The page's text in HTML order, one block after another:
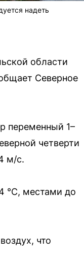
надеть
области
Северное
переменный 1–
четверти
м/с.
°C, местами до
что